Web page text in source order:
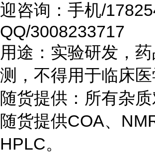
迎咨询：手机/
QQ/3008233717
用途：实验研发，
测，不得用于临床医
随货提供：所有杂
随货提供COA、
HPLC。